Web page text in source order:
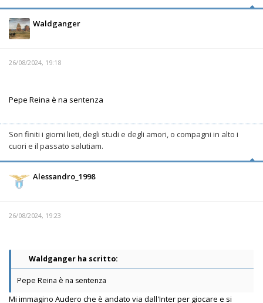
Waldganger
26/08/2024, 19:18
Pepe Reina è na sentenza
Son finiti i giorni lieti, degli studi e degli amori, o compagni in alto i
cuori e il passato salutiam.
Alessandro_1998
26/08/2024, 19:23
Waldganger ha scritto:
Pepe Reina è na sentenza
Mi immagino Audero che è andato via dall'Inter per giocare e si